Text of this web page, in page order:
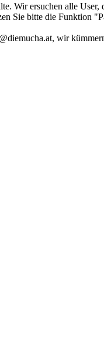
Wir ersuchen alle
Sie bitte die Funktion
wir